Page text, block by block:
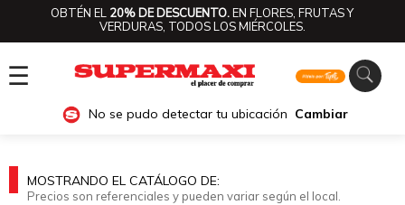
OBTÉN EL 20% DE DESCUENTO.EN FLORES, FRUTAS Y
VERDURAS, TODOS LOS MIÉRCOLES.
☰
No se pudo detectar tu ubicación Cambiar
MOSTRANDO EL CATÁLOGO DE:
Precios son referenciales y pueden variar según el local.